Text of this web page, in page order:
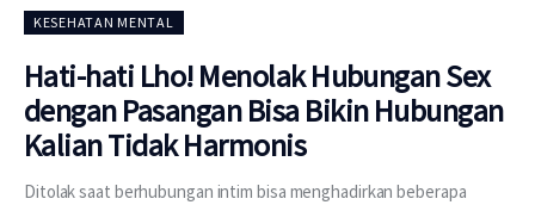
Untuk Bisnis
Untuk Anda
KESEHATAN MENTAL
Hati-hati Lho! Menolak Hubungan Sex
dengan Pasangan Bisa Bikin Hubungan
Kalian Tidak Harmonis
Ditolak saat berhubungan intim bisa menghadirkan beberapa